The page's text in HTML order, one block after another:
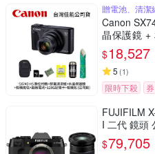
贈電池、清潔
Canon
晶保護鏡 +
卡 + 相機包
$18,527
5 (1)
限時下殺 券
FUJIFILM
I 二代 鏡頭
$79,705